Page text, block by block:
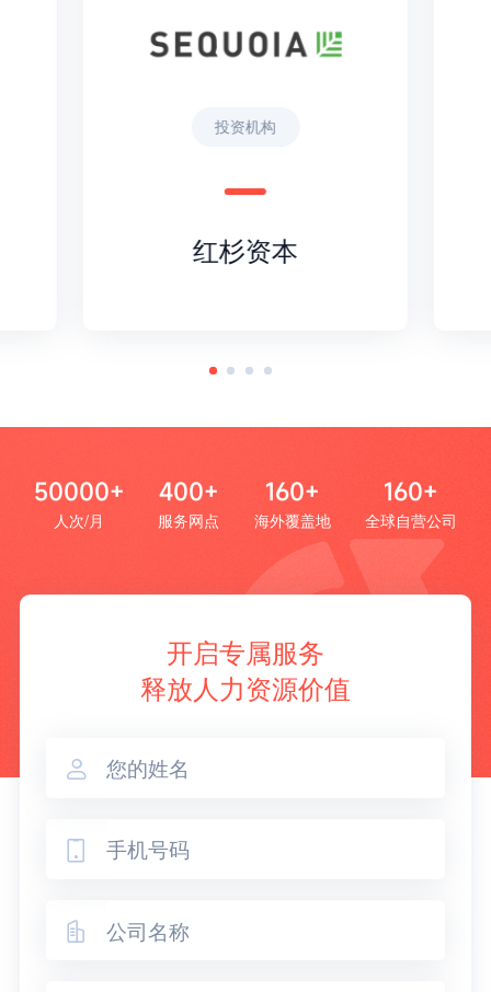
投资机构
红杉资本
50000+
人次/月
400+
服务网点
160+
海外覆盖地
160+
全球自营公司
开启专属服务
释放人力资源价值


